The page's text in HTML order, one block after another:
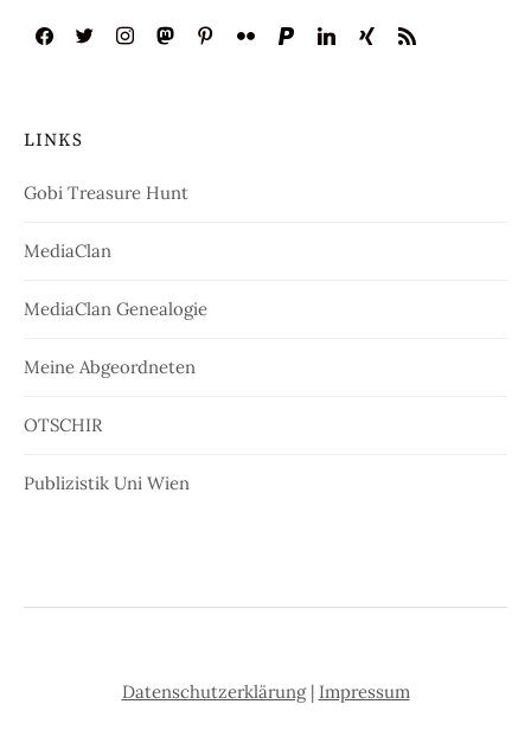
LINKS
Gobi Treasure Hunt
MediaClan
MediaClan Genealogie
Meine Abgeordneten
OTSCHIR
Publizistik Uni Wien
Datenschutzerklärung| Impressum